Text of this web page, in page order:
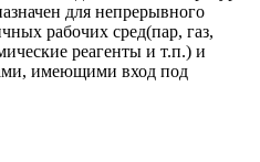
для непрерывного
рабочих сред(пар, газ,
реагенты и т.п.) и
имеющими вход под